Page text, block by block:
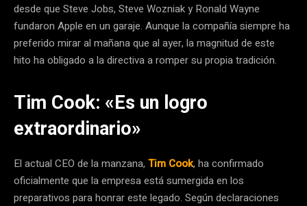
desde que Steve Jobs, Steve Wozniak y Ronald Wayne
fundaron Apple en un garaje. Aunque la compañía siempre ha
preferido mirar al mañana que al ayer, la magnitud de este
hito ha obligado a la directiva a romper su propia tradición.
Tim Cook: «Es un logro
extraordinario»
El actual CEO de la manzana, Tim Cook, ha confirmado
oficialmente que la empresa está sumergida en los
preparativos para honrar este legado. Según declaraciones